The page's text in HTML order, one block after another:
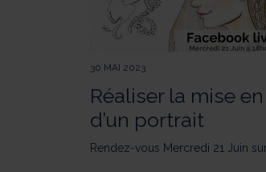
30 MAI 2023
Réaliser la mise
d’un portrait
Rendez-vous Mercredi 21 Juin